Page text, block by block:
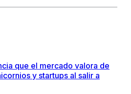
que el mercado valora de
y startups al salir a